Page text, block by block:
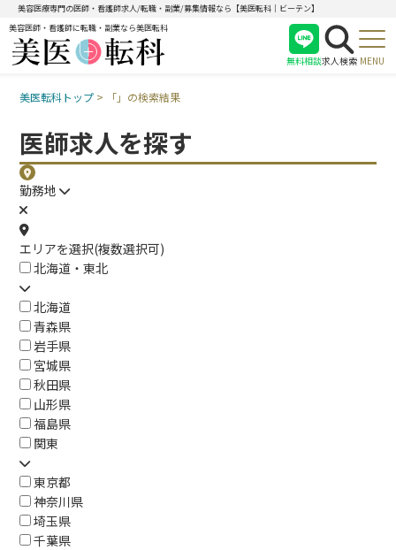
美容医療専門の医師・看護師求人/転職・副業/募集情報なら【美医転科｜ビーテン】
美容医師・看護師に転職・副業なら美医転科
無料相談求人検索 MENU
美医転科トップ > 「」の検索結果
医師求人を探す
勤務地
エリアを選択(複数選択可)
北海道・東北
北海道
青森県
岩手県
宮城県
秋田県
山形県
福島県
関東
東京都
神奈川県
埼玉県
千葉県